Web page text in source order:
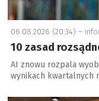
06.08.2026 (20:34) –
10 zasad
AI znowu rozpala
wynikach kwartalnych
a